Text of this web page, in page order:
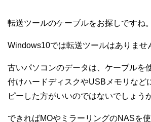
転送ツールのケーブルをお探しですね。
Windows10では転送ツールはありませ
古いパソコンのデータは、ケーブルを
付けハードディスクやUSBメモリなど
ピーした方がいいのではないでしょうか
できればMOやミラーリングのNASを